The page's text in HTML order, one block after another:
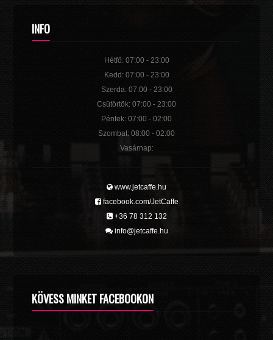
INFO
Hétfő: 07:00 - 23:00
Kedd: 07:00 - 23:00
Szerda: 07:00 - 23:00
Csütörtök: 07:00 - 23:00
Péntek: 07:00 - 02:00
Szombat: 08:00 - 02:00
Vasárnap:
www.jetcaffe.hu
facebook.com/JetCaffe
+36 78 312 132
info@jetcaffe.hu
KÖVESS MINKET FACEBOOKON